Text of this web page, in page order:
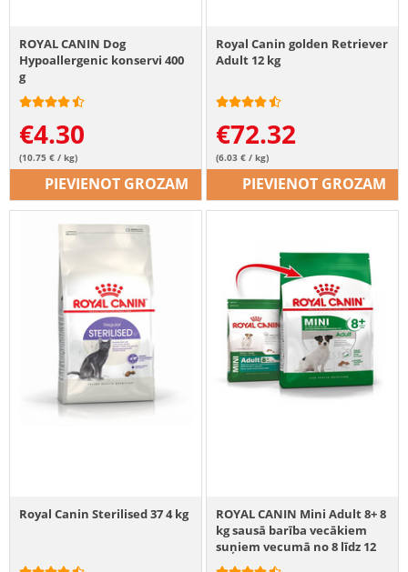
ROYAL CANIN Dog
Hypoallergenic konservi 400
g
€4.30
(10.75 € / kg)
PIEVIENOT GROZAM
Royal Canin golden Retriever
Adult 12 kg
€72.32
(6.03 € / kg)
PIEVIENOT GROZAM
Royal Canin Sterilised 37 4 kg
ROYAL CANIN Mini Adult 8+ 8
kg sausā barība vecākiem
suņiem vecumā no 8 līdz 12
gadiem, mazām šķirnēm